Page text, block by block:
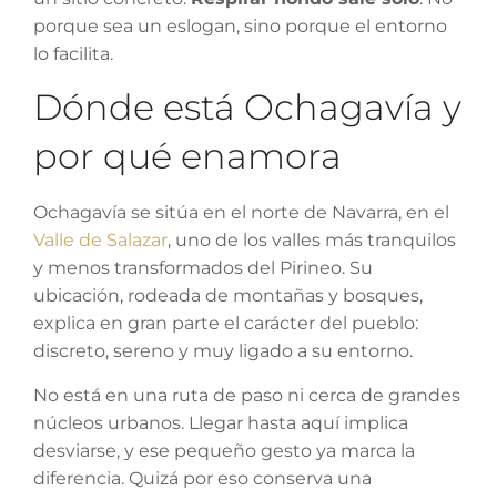
porque sea un eslogan, sino porque el entorno
lo facilita.
Dónde está Ochagavía y
por qué enamora
Ochagavía se sitúa en el norte de Navarra, en el
Valle de Salazar, uno de los valles más tranquilos
y menos transformados del Pirineo. Su
ubicación, rodeada de montañas y bosques,
explica en gran parte el carácter del pueblo:
discreto, sereno y muy ligado a su entorno.
No está en una ruta de paso ni cerca de grandes
núcleos urbanos. Llegar hasta aquí implica
desviarse, y ese pequeño gesto ya marca la
diferencia. Quizá por eso conserva una